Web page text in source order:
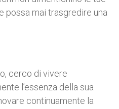
possa mai trasgredire una
cerco di vivere
l’essenza della sua
continuamente la